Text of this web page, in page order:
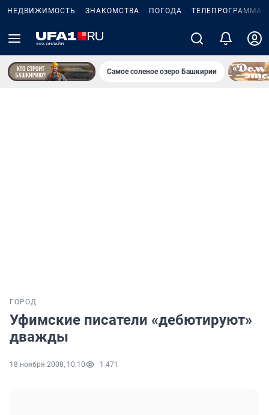
НЕДВИЖИМОСТЬ ЗНАКОМСТВА ПОГОДА ТЕЛЕПРОГРАММА
Самое соленое озеро Башкирии
ГОРОД
Уфимские писатели «дебютируют»
дважды
18 ноября 2008, 10:10 1 471